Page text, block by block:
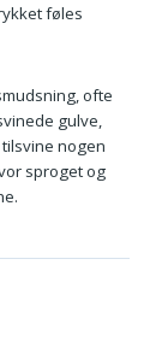
føles
ofte
gulve,
nogen
sproget og